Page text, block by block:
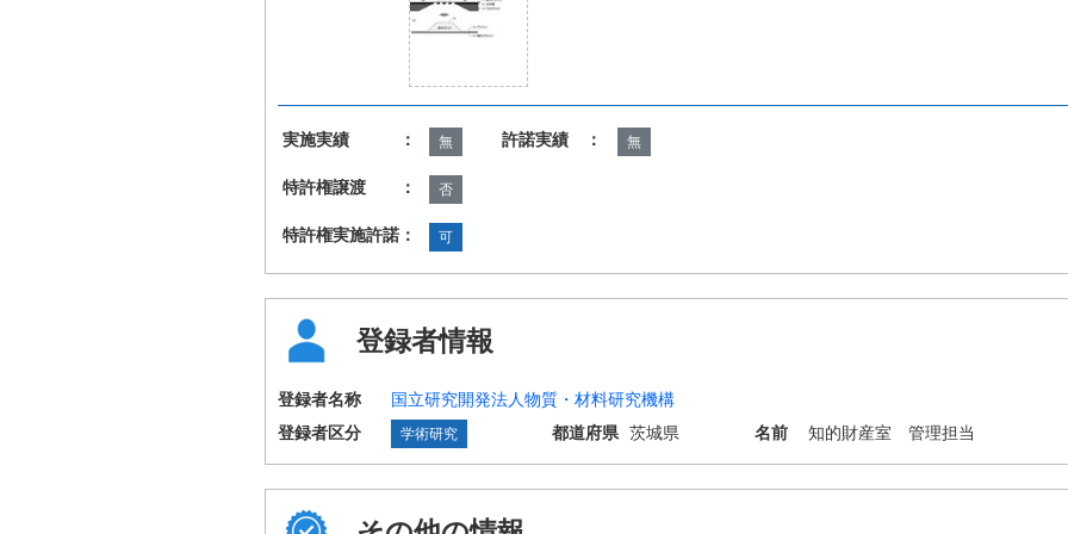
実施実績 ： 無 許諾実績 ： 無
特許権譲渡 ： 否
特許権実施許諾： 可
登録者情報
登録者名称
国立研究開発法人物質・材料研究機構
登録者区分
学術研究 都道府県 茨城県 名前 知的財産室 管理担当